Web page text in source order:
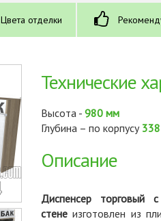
Цвета отделки
Технические
Высота - 980 мм
Глубина – по корпусу
Описание
Диспенсер торговый
стенеизготовлен из